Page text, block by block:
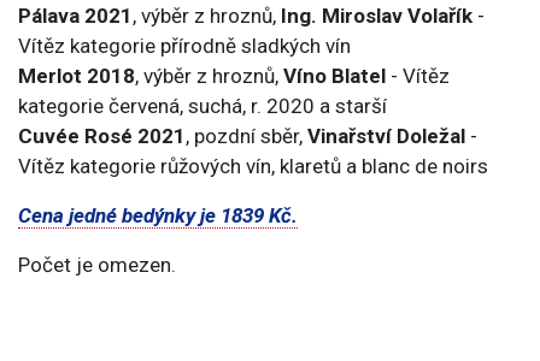
Pálava 2021 , výběr z hroznů, Ing. Miroslav Volařík -
Vítěz kategorie přírodně sladkých vín
Merlot 2018, výběr z hroznů, Víno Blatel - Vítěz
kategorie červená, suchá, r. 2020 a starší
Cuvée Rosé 2021 , pozdní sběr, Vinařství Doležal -
Vítěz kategorie růžových vín, klaretů a blanc de noirs
Cena jedné bedýnky je 1839 Kč.
Počet je omezen.